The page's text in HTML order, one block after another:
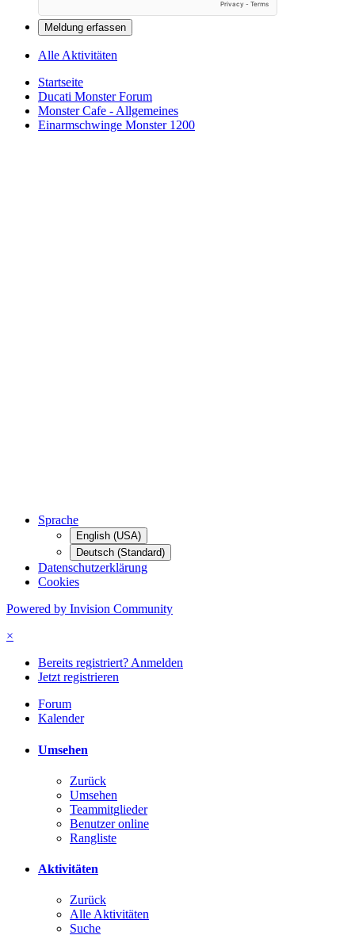
Meldung erfassen
Alle Aktivitäten
Startseite
Ducati Monster Forum
Monster Cafe - Allgemeines
Einarmschwinge Monster 1200
Sprache
English (USA)
Deutsch (Standard)
Datenschutzerklärung
Cookies
Powered by Invision Community
×
Bereits registriert? Anmelden
Jetzt registrieren
Forum
Kalender
Umsehen
Zurück
Umsehen
Teammitglieder
Benutzer online
Rangliste
Aktivitäten
Zurück
Alle Aktivitäten
Suche